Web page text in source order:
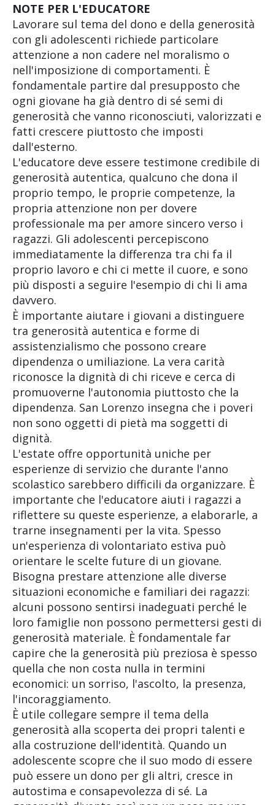
NOTE PER L'EDUCATORE
Lavorare sul tema del dono e della generosità
con gli adolescenti richiede particolare
attenzione a non cadere nel moralismo o
nell'imposizione di comportamenti. È
fondamentale partire dal presupposto che
ogni giovane ha già dentro di sé semi di
generosità che vanno riconosciuti, valorizzati e
fatti crescere piuttosto che imposti
dall'esterno.
L'educatore deve essere testimone credibile di
generosità autentica, qualcuno che dona il
proprio tempo, le proprie competenze, la
propria attenzione non per dovere
professionale ma per amore sincero verso i
ragazzi. Gli adolescenti percepiscono
immediatamente la differenza tra chi fa il
proprio lavoro e chi ci mette il cuore, e sono
più disposti a seguire l'esempio di chi li ama
davvero.
È importante aiutare i giovani a distinguere
tra generosità autentica e forme di
assistenzialismo che possono creare
dipendenza o umiliazione. La vera carità
riconosce la dignità di chi riceve e cerca di
promuoverne l'autonomia piuttosto che la
dipendenza. San Lorenzo insegna che i poveri
non sono oggetti di pietà ma soggetti di
dignità.
L'estate offre opportunità uniche per
esperienze di servizio che durante l'anno
scolastico sarebbero difficili da organizzare. È
importante che l'educatore aiuti i ragazzi a
riflettere su queste esperienze, a elaborarle, a
trarne insegnamenti per la vita. Spesso
un'esperienza di volontariato estiva può
orientare le scelte future di un giovane.
Bisogna prestare attenzione alle diverse
situazioni economiche e familiari dei ragazzi:
alcuni possono sentirsi inadeguati perché le
loro famiglie non possono permettersi gesti di
generosità materiale. È fondamentale far
capire che la generosità più preziosa è spesso
quella che non costa nulla in termini
economici: un sorriso, l'ascolto, la presenza,
l'incoraggiamento.
È utile collegare sempre il tema della
generosità alla scoperta dei propri talenti e
alla costruzione dell'identità. Quando un
adolescente scopre che il suo modo di essere
può essere un dono per gli altri, cresce in
autostima e consapevolezza di sé. La